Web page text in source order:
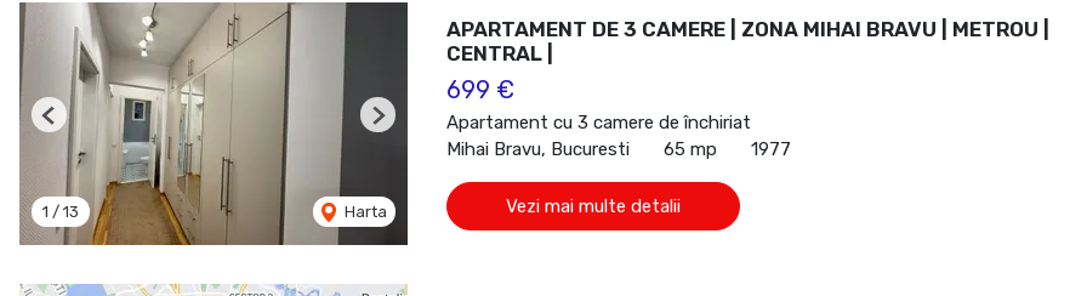
1 / 13 Harta
Previous Next
APARTAMENT DE 3 CAMERE | ZONA MIHAI BRAVU | METROU |
CENTRAL |
699 €
Apartament cu 3 camere de închiriat
Mihai Bravu, Bucuresti
65 mp 1977
Vezi mai multe detalii